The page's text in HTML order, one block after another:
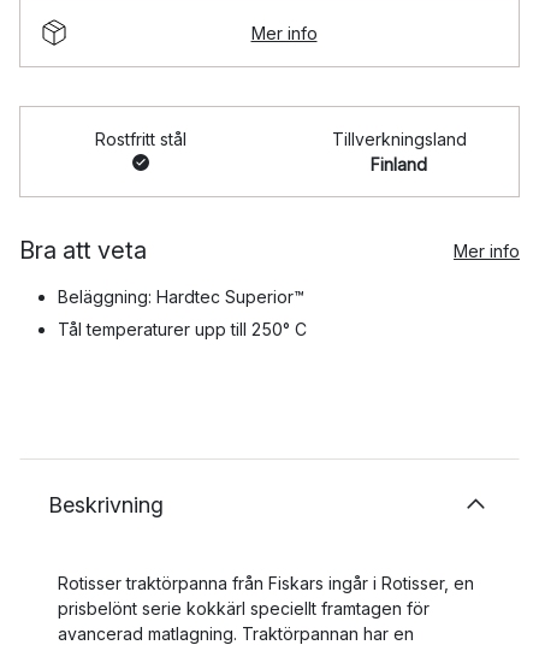
Mer info
Rostfritt stål
Tillverkningsland
Finland
Bra att veta Mer info
Beläggning: Hardtec Superior™
Tål temperaturer upp till 250° C
Beskrivning
Rotisser traktörpanna från Fiskars ingår i Rotisser, en
prisbelönt serie kokkärl speciellt framtagen för
avancerad matlagning. Traktörpannan har en